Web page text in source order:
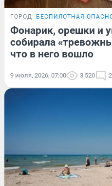
ГОРОД БЕСПИЛОТНАЯ
Фонарик, орешки и
собирала
что в него вошло
9 июля, 2026, 07:00 3 520